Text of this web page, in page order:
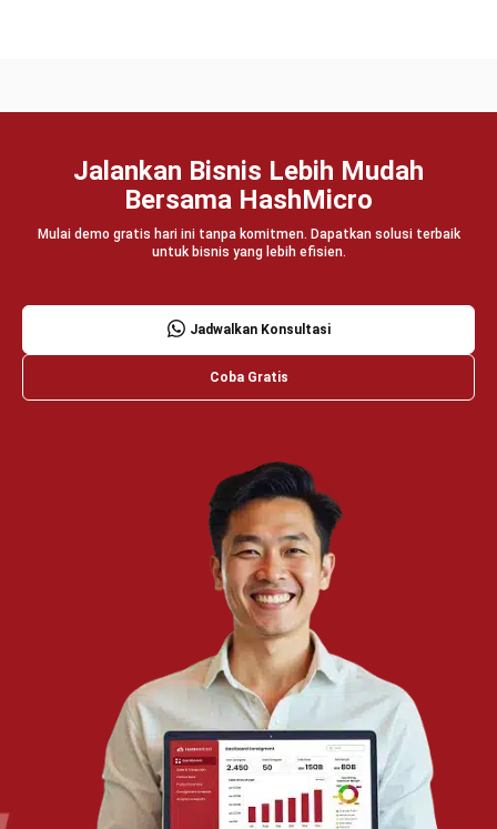
Jalankan Bisnis Lebih Mudah
Bersama HashMicro
Mulai demo gratis hari ini tanpa komitmen. Dapatkan solusi terbaik
untuk bisnis yang lebih efisien.
Jadwalkan Konsultasi
Coba Gratis